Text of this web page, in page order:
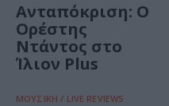
Ανταπόκριση: Ο
Ορέστης
Ντάντος στο
Ίλιον Plus
ΜΟΥΣΙΚΗ / LIVE REVIEWS